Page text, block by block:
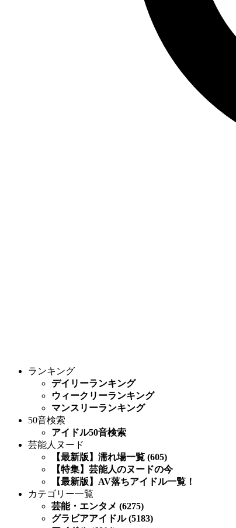
ランキング
デイリーランキング
ウィークリーランキング
マンスリーランキング
50音検索
アイドル50音検索
芸能人ヌード
【最新版】濡れ場一覧 (605)
【特集】芸能人のヌードの今
【最新版】AV落ちアイドル一覧！
カテゴリー一覧
芸能・エンタメ (6275)
グラビアアイドル (5183)